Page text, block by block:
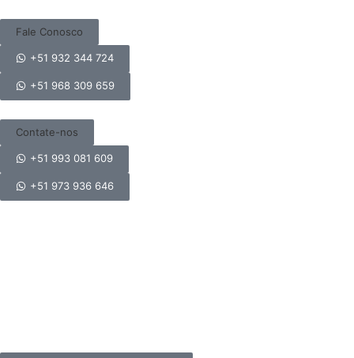
Fale Conosco
+51 932 344 724
+51 968 309 659
Contate-nos
+51 993 081 609
+51 973 936 646